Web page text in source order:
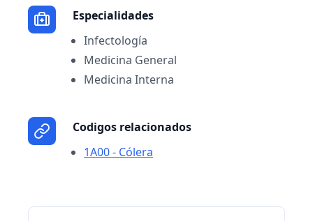
Especialidades
Infectología
Medicina General
Medicina Interna
Codigos relacionados
1A00 - Cólera